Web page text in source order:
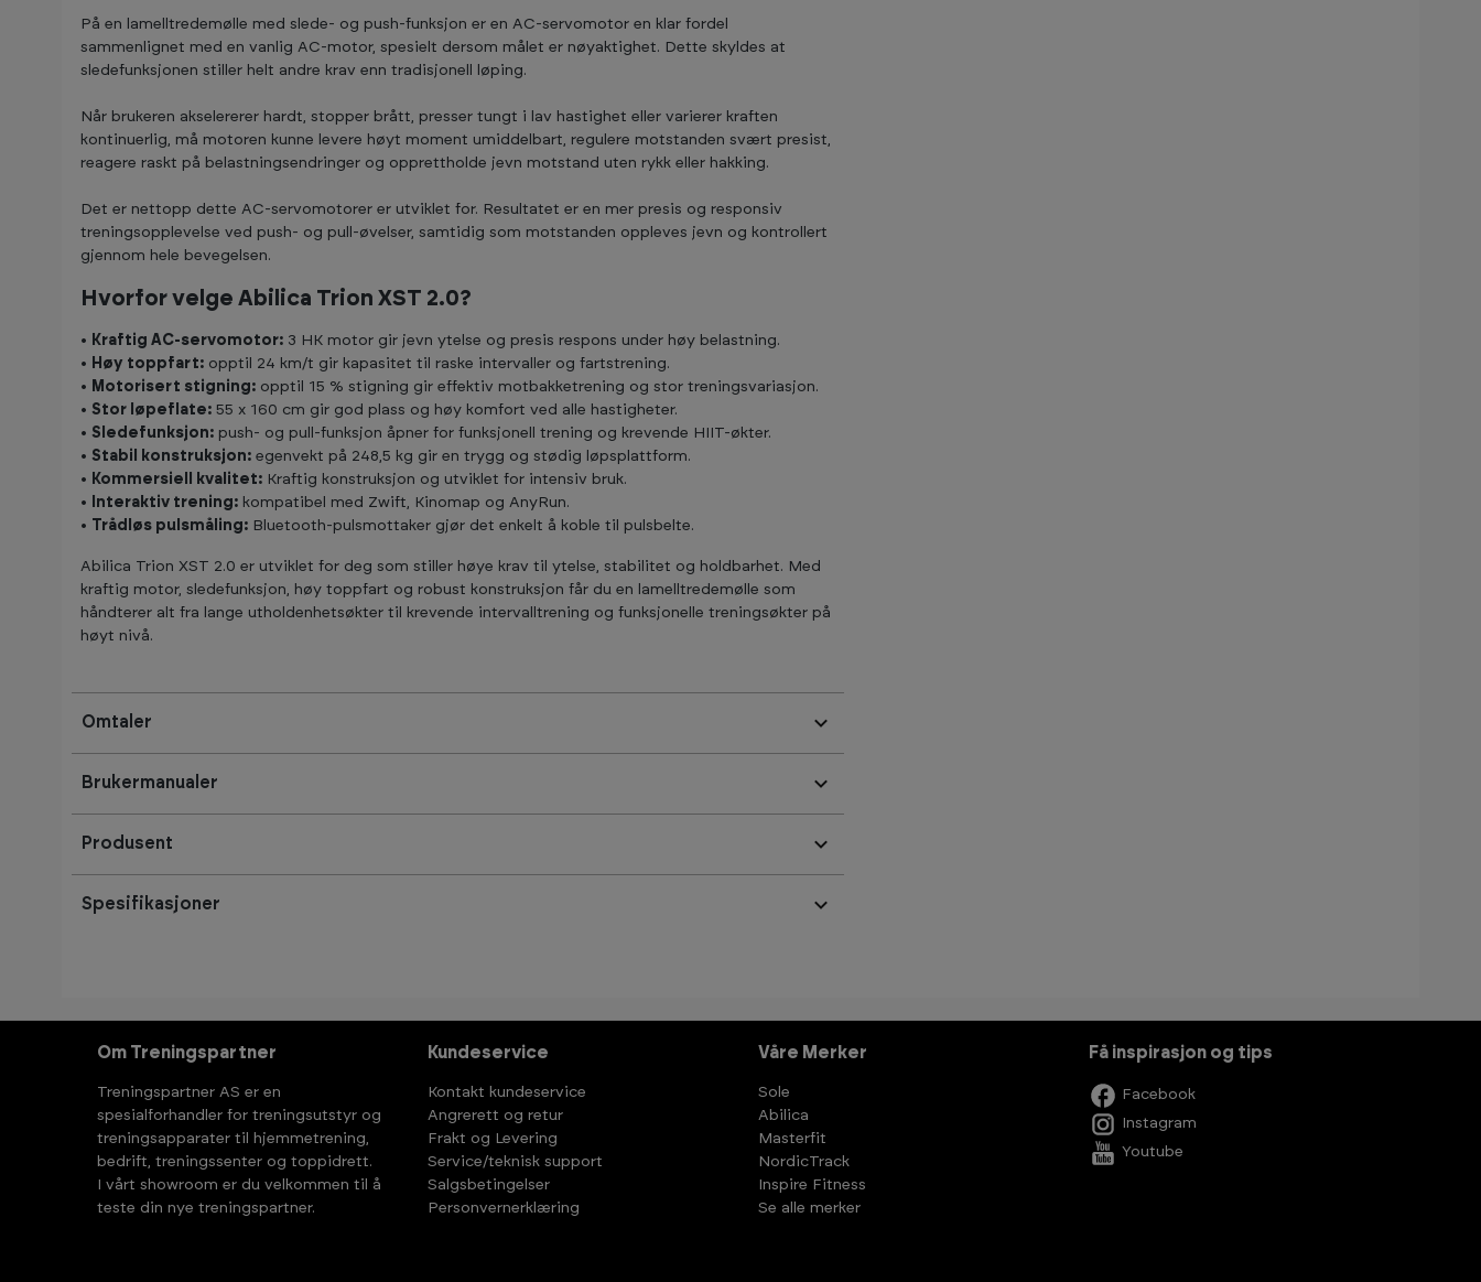
På en lamelltredemølle med slede- og push-funksjon er en AC-servomotor en klar fordel
sammenlignet med en vanlig AC-motor, spesielt dersom målet er nøyaktighet. Dette skyldes at
sledefunksjonen stiller helt andre krav enn tradisjonell løping.
Når brukeren akselererer hardt, stopper brått, presser tungt i lav hastighet eller varierer kraften
kontinuerlig, må motoren kunne levere høyt moment umiddelbart, regulere motstanden svært presist,
reagere raskt på belastningsendringer og opprettholde jevn motstand uten rykk eller hakking.
Det er nettopp dette AC-servomotorer er utviklet for. Resultatet er en mer presis og responsiv
treningsopplevelse ved push- og pull-øvelser, samtidig som motstanden oppleves jevn og kontrollert
gjennom hele bevegelsen.
Hvorfor velge Abilica Trion XST 2.0?
• Kraftig AC-servomotor: 3 HK motor gir jevn ytelse og presis respons under høy belastning.
• Høy toppfart: opptil 24 km/t gir kapasitet til raske intervaller og fartstrening.
• Motorisert stigning: opptil 15 % stigning gir effektiv motbakketrening og stor treningsvariasjon.
• Stor løpeflate: 55 x 160 cm gir god plass og høy komfort ved alle hastigheter.
• Sledefunksjon: push- og pull-funksjon åpner for funksjonell trening og krevende HIIT-økter.
• Stabil konstruksjon: egenvekt på 248,5 kg gir en trygg og stødig løpsplattform.
• Kommersiell kvalitet: Kraftig konstruksjon og utviklet for intensiv bruk.
•
Interaktiv trening: kompatibel med Zwift, Kinomap og AnyRun.
• Trådløs pulsmåling: Bluetooth-pulsmottaker gjør det enkelt å koble til pulsbelte.
Abilica Trion XST 2.0 er utviklet for deg som stiller høye krav til ytelse, stabilitet og holdbarhet. Med
kraftig motor, sledefunksjon, høy toppfart og robust konstruksjon får du en lamelltredemølle som
håndterer alt fra lange utholdenhetsøkter til krevende intervalltrening og funksjonelle treningsøkter på
høyt nivå.
Omtaler
Spesifikasjoner
Brukermanualer
Produsent
Om Treningspartner
Treningspartner AS er en
spesialforhandler for treningsutstyr og
treningsapparater til hjemmetrening,
bedrift, treningssenter og toppidrett.
I vårt showroom er du velkommen til å
teste din nye treningspartner.
Kundeservice
Kontakt kundeservice
Angrerett og retur
Frakt og Levering
Service/teknisk support
Salgsbetingelser
Personvernerklæring
Våre Merker
Sole
Abilica
Masterfit
NordicTrack
Inspire Fitness
Se alle merker
Få inspirasjon og tips
Facebook
Instagram
Youtube